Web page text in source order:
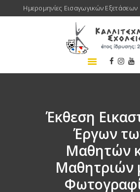
Ημερομηνίες Εισαγωγικών Εξετάσεων
Έκθεση
Έργων
Μαθητών
Μαθητριών
ΑΡΧΙΚΗ
ΠΡΟΓΡΑΜΜΑΤΑ
ΔΡΑΣΕΙΣ
ΜΕΤΑΚΙΝΗΣΕΙΣ
ΕΠΙΚΟΙΝΩΝΙΑ